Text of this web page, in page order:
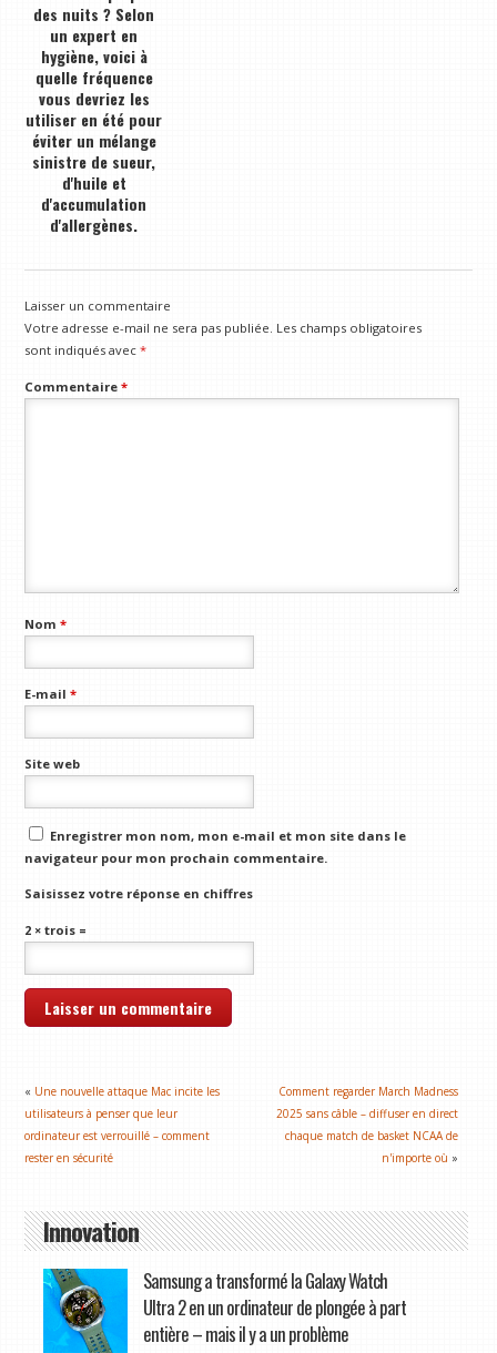
des nuits ? Selon
un expert en
hygiène, voici à
quelle fréquence
vous devriez les
utiliser en été pour
éviter un mélange
sinistre de sueur,
d'huile et
d'accumulation
d'allergènes.
Laisser un commentaire
Votre adresse e-mail ne sera pas publiée. Les champs obligatoires
sont indiqués avec*
Commentaire*
Nom*
E-mail*
Site web
Enregistrer mon nom, mon e-mail et mon site dans le
navigateur pour mon prochain commentaire.
Saisissez votre réponse en chiffres
2 × trois =
« Une nouvelle attaque Mac incite les
utilisateurs à penser que leur
ordinateur est verrouillé – comment
rester en sécurité
Comment regarder March Madness
2025 sans câble – diffuser en direct
chaque match de basket NCAA de
n'importe où »
Innovation
Samsung a transformé la Galaxy Watch
Ultra 2 en un ordinateur de plongée à part
entière – mais il y a un problème